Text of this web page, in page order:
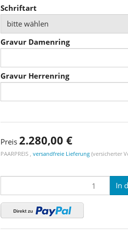
Schriftart
bitte wählen
Gravur Damenring
Gravur Herrenring
Preis 2.280,00 €
PAARPREIS , versandfreie Lieferung (versicherter
In